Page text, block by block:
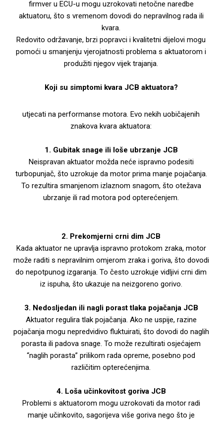
firmver u ECU-u mogu uzrokovati netočne naredbe
aktuatoru, što s vremenom dovodi do nepravilnog rada ili
kvara.
Redovito održavanje, brzi popravci i kvalitetni dijelovi mogu
pomoći u smanjenju vjerojatnosti problema s aktuatorom i
produžiti njegov vijek trajanja.
Koji su simptomi kvara JCB aktuatora?
utjecati na performanse motora. Evo nekih uobičajenih
znakova kvara aktuatora:
1. Gubitak snage ili loše ubrzanje JCB
Neispravan aktuator možda neće ispravno podesiti
turbopunjač, ​​što uzrokuje da motor prima manje pojačanja.
To rezultira smanjenom izlaznom snagom, što otežava
ubrzanje ili rad motora pod opterećenjem.
2. Prekomjerni crni dim JCB
Kada aktuator ne upravlja ispravno protokom zraka, motor
može raditi s nepravilnim omjerom zraka i goriva, što dovodi
do nepotpunog izgaranja. To često uzrokuje vidljivi crni dim
iz ispuha, što ukazuje na neizgoreno gorivo.
3. Nedosljedan ili nagli porast tlaka pojačanja JCB
Aktuator regulira tlak pojačanja. Ako ne uspije, razine
pojačanja mogu nepredvidivo fluktuirati, što dovodi do naglih
porasta ili padova snage. To može rezultirati osjećajem
“naglih porasta” prilikom rada opreme, posebno pod
različitim opterećenjima.
4. Loša učinkovitost goriva JCB
Problemi s aktuatorom mogu uzrokovati da motor radi
manje učinkovito, sagorijeva više goriva nego što je